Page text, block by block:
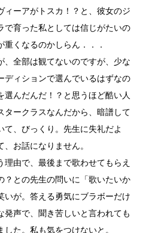
ィーアがトスカ！？と、彼女のジ
で育った私としては信じがたいの
くなるのかしらん．．．
、全部は観てないのですが、少な
ディションで選んでいるはずなの
選んだんだ！？と思うほど酷い人
タークラスなんだから、暗譜して
、びっくり。先生に失礼だよ
お話になりません。
由で、最後まで歌わせてもらえ
？との先生の問いに「歌いたいか
いが。答える勇気にブラボーだけ
発声で、聞き苦しいと言われても
た。私も気をつけないと。